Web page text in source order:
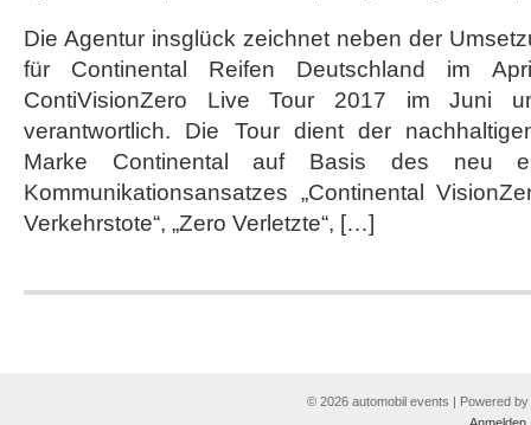
Die Agentur insglück zeichnet neben der
für Continental Reifen Deutschland im
ContiVisionZero Live Tour 2017 im Juni
verantwortlich. Die Tour dient der
Marke Continental auf Basis des neu
Kommunikationsansatzes „Continental
Verkehrstote“, „Zero Verletzte“, […]
© 2026 automobil events | Powered by